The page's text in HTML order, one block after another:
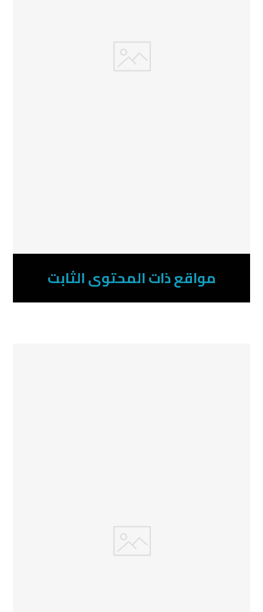
مواقع ذات المحتوى الثابت